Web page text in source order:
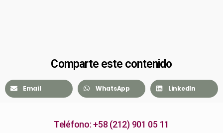
Comparte este contenido
Email WhatsApp LinkedIn
Teléfono: +58 (212) 901 05 11